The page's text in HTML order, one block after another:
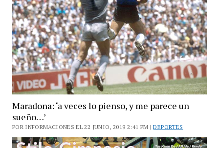
Maradona: ‘a veces lo pienso, y me parece un
sueño…’
POR INFORMACIONES EL 22 JUNIO, 2019 2:41 PM |DEPORTES